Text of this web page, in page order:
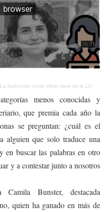
traducción como oficio clave de la LIJ
menos conocidas y
que premia cada año la
se preguntan: ¿cuál es el
alguien que solo traduce una
en buscar las palabras en otro
y a contestar junto a nosotros
Bunster, destacada
quien ha ganado en más de